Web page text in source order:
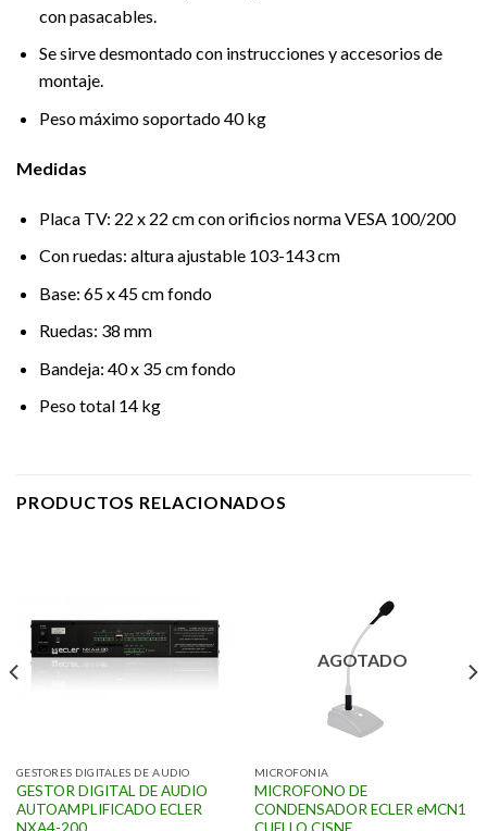
con pasacables.
Se sirve desmontado con instrucciones y accesorios de
montaje.
Peso máximo soportado 40 kg
Medidas
Placa TV: 22 x 22 cm con orificios norma VESA 100/200
Con ruedas: altura ajustable 103-143 cm
Base: 65 x 45 cm fondo
Ruedas: 38 mm
Bandeja: 40 x 35 cm fondo
Peso total 14 kg
PRODUCTOS RELACIONADOS
GESTORES DIGITALES DE AUDIO
GESTOR DIGITAL DE AUDIO
AUTOAMPLIFICADO ECLER
AGOTADO
MICROFONIA
MICROFONO DE
CONDENSADOR ECLER eMCN1